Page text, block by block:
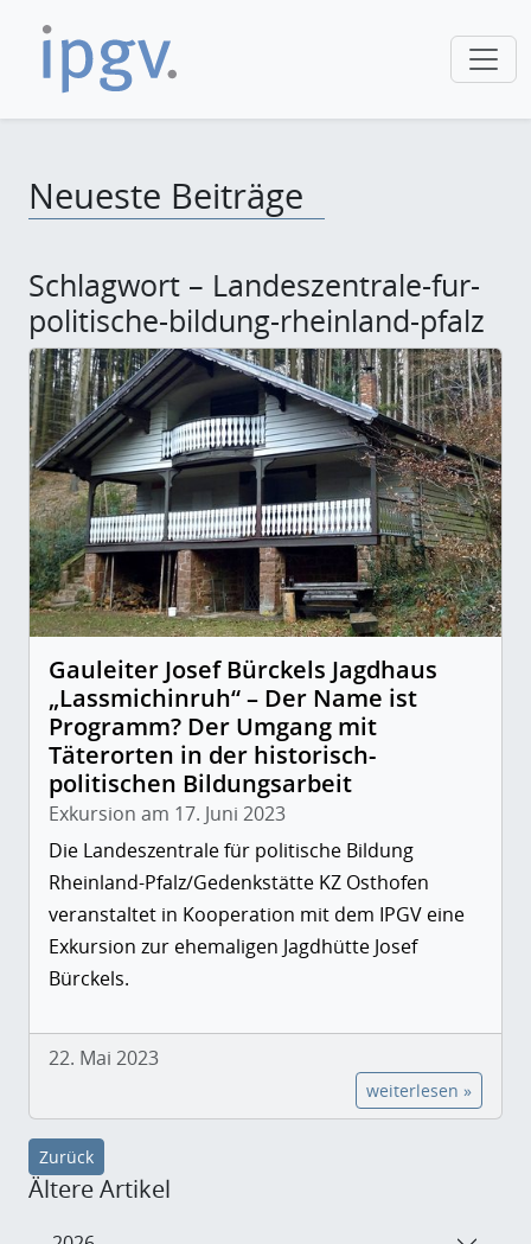
Neueste Beiträge
Schlagwort – Landeszentrale-fur-
politische-bildung-rheinland-pfalz
Gauleiter Josef Bürckels Jagdhaus
„Lassmichinruh“ – Der Name ist
Programm? Der Umgang mit
Täterorten in der historisch-
politischen Bildungsarbeit
Exkursion am 17. Juni 2023
Die Landeszentrale für politische Bildung
Rheinland-Pfalz/Gedenkstätte KZ Osthofen
veranstaltet in Kooperation mit dem IPGV eine
Exkursion zur ehemaligen Jagdhütte Josef
Bürckels.
22. Mai 2023
weiterlesen »
Zurück
Ältere Artikel